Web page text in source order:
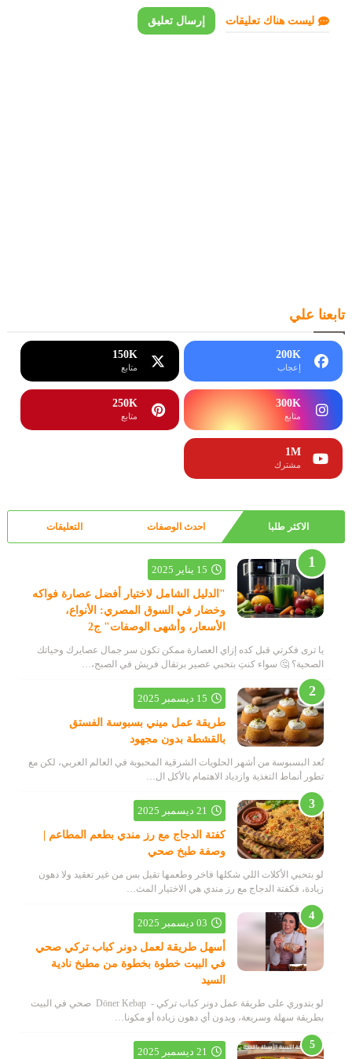
ليست هناك تعليقات إرسال تعليق
تابعنا علي
200K
إعجاب
150K
متابع
300K
متابع
250K
متابع
1M
مشترك
الاكثر طلبا احدث الوصفات التعليقات
15 يناير 2025
"الدليل الشامل لاختيار أفضل عصارة فواكه
وخضار في السوق المصري: الأنواع،
الأسعار، وأشهى الوصفات" ج2
يا ترى فكرتي قبل كده إزاي العصارة ممكن تكون سر جمال عصايرك وحياتك
الصحية؟ 🤔 سواء كنتِ بتحبي عصير برتقال فريش في الصبح،…
15 ديسمبر 2025
طريقة عمل ميني بسبوسة الفستق
بالقشطة بدون مجهود
تُعد البسبوسة من أشهر الحلويات الشرقية المحبوبة في العالم العربي، لكن مع
تطور أنماط التغذية وازدياد الاهتمام بالأكل ال…
21 ديسمبر 2025
كفتة الدجاج مع رز مندي بطعم المطاعم |
وصفة طبخ صحي
لو بتحبي الأكلات اللي شكلها فاخر وطعمها تقيل بس من غير تعقيد ولا دهون
زيادة، فكفتة الدجاج مع رز مندي هي الاختيار المث…
03 ديسمبر 2025
أسهل طريقة لعمل دونر كباب تركي صحي
في البيت خطوة بخطوة من مطبخ نادية
السيد
لو بتدوري على طريقة عمل دونر كباب تركي - Döner Kebap صحي في البيت
بطريقة سهلة وسريعة، وبدون أي دهون زيادة أو مكونا…
21 ديسمبر 2025